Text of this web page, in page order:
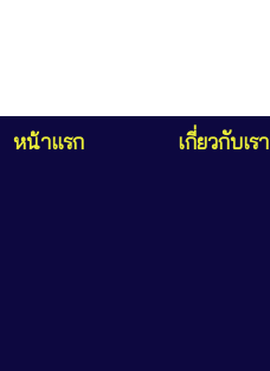
หน้าแรก เกี่ยวกับเรา